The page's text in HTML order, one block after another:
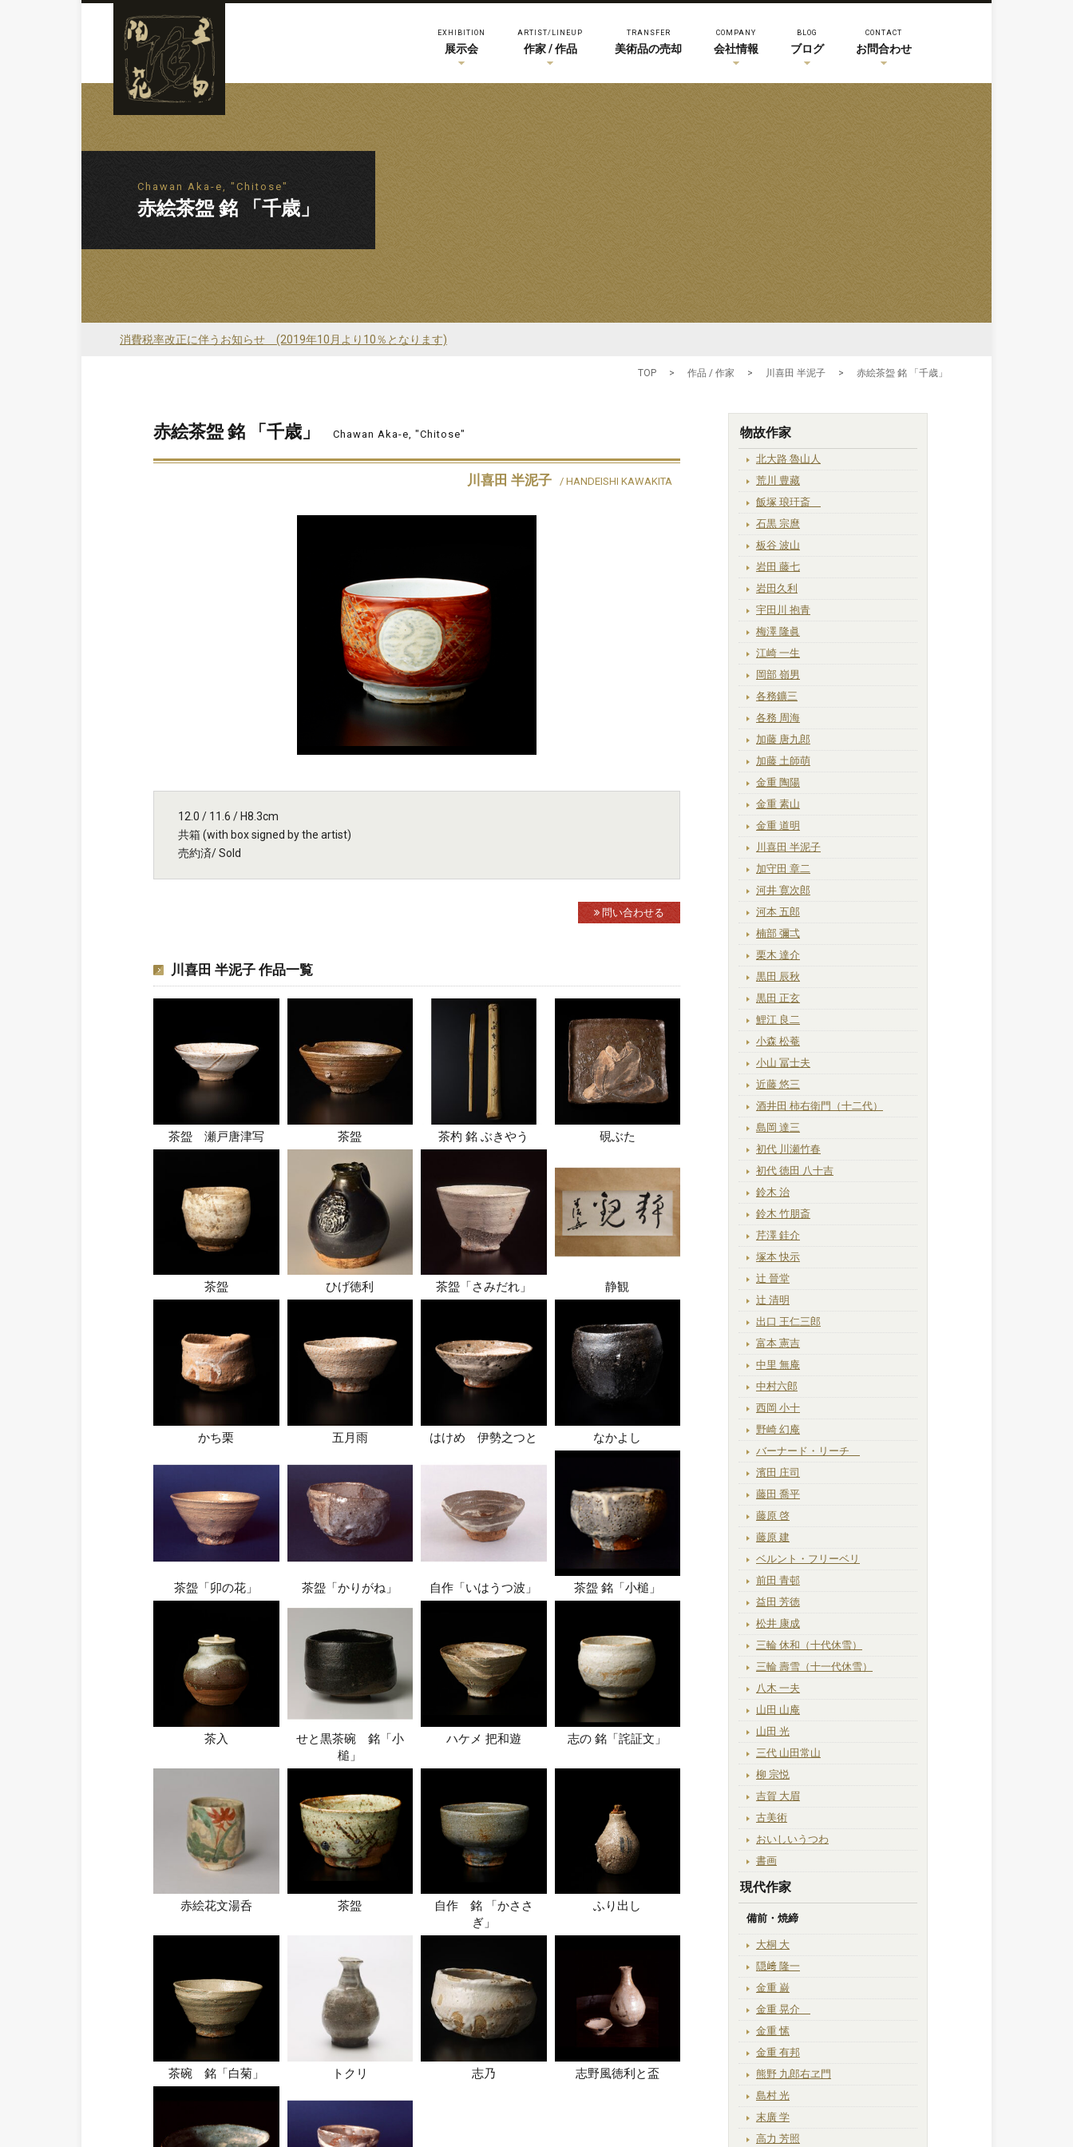
EXHIBITION
展示会
ARTIST/LINEUP
作家 / 作品
TRANSFER
美術品の売却
COMPANY
会社情報
BLOG
ブログ
CONTACT
お問合わせ
Chawan Aka-e, "Chitose"
赤絵茶盌 銘 「千歳」
消費税率改正に伴うお知らせ (2019年10月より10％となります)
TOP > 作品 / 作家 > 川喜田 半泥子 > 赤絵茶盌 銘 「千歳」
赤絵茶盌 銘 「千歳」 Chawan Aka-e, "Chitose"
川喜田 半泥子 / HANDEISHI KAWAKITA
12.0 / 11.6 / H8.3cm
共箱 (with box signed by the artist)
売約済/ Sold
問い合わせる
川喜田 半泥子 作品一覧
茶盌 瀬戸唐津写 茶盌 茶杓 銘 ぶきやう 硯ぶた
茶盌 ひげ徳利 茶盌「さみだれ」 静観
かち栗 五月雨 はけめ 伊勢之つと なかよし
茶盌「卯の花」 茶盌「かりがね」 自作「いはうつ波」 茶盌 銘「小槌」
茶入
せと黒茶碗 銘「小
槌」
ハケメ 把和遊 志の 銘「詫証文」
赤絵花文湯呑 茶盌
自作 銘 「かささ
ぎ」
ふり出し
茶碗 銘「白菊」 トクリ 志乃 志野風徳利と盃
物故作家
北大路 魯山人
荒川 豊藏
飯塚 琅玕斎
石黒 宗麿
板谷 波山
岩田 藤七
岩田久利
宇田川 抱青
梅澤 隆眞
江崎 一生
岡部 嶺男
各務鑛三
各務 周海
加藤 唐九郎
加藤 土師萌
金重 陶陽
金重 素山
金重 道明
川喜田 半泥子
加守田 章二
河井 寛次郎
河本 五郎
楠部 彌弌
栗木 達介
黒田 辰秋
黒田 正玄
鯉江 良二
小森 松菴
小山 冨士夫
近藤 悠三
酒井田 柿右衛門（十二代）
島岡 達三
初代 川瀬竹春
初代 徳田 八十吉
鈴木 治
鈴木 竹朋斎
芹澤 銈介
塚本 快示
辻 晉堂
辻 清明
出口 王仁三郎
富本 憲吉
中里 無庵
中村六郎
西岡 小十
野崎 幻庵
バーナード・リーチ
濱田 庄司
藤田 喬平
藤原 啓
藤原 建
ベルント・フリーベリ
前田 青邨
益田 芳徳
松井 康成
三輪 休和（十代休雪）
三輪 壽雪（十一代休雪）
八木 一夫
山田 山庵
山田 光
三代 山田常山
柳 宗悦
吉賀 大眉
古美術
おいしいうつわ
書画
現代作家
備前・焼締
大桐 大
隠﨑 隆一
金重 巌
金重 晃介
金重 愫
金重 有邦
熊野 九郎右ヱ門
島村 光
末廣 学
高力 芳照